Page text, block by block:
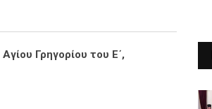
Αγίου Γρηγορίου του Ε΄,